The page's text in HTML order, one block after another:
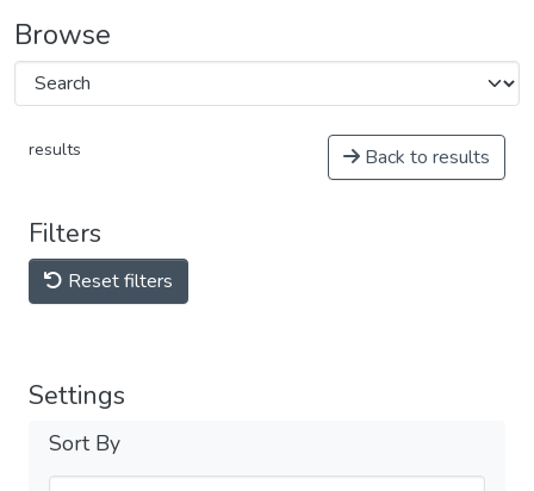
Browse
results Back to results
Filters
Reset filters
Settings
Sort By